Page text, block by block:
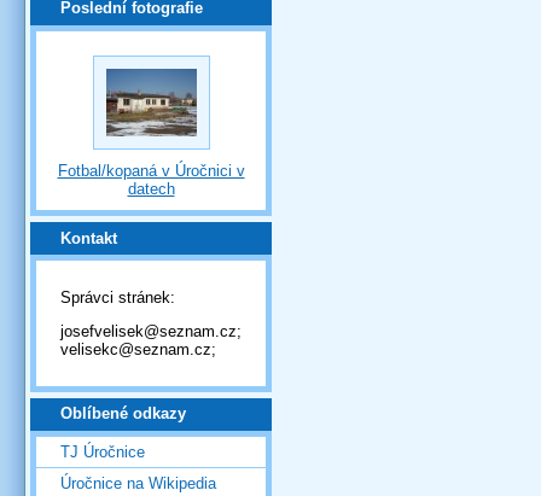
Poslední fotografie
Fotbal/kopaná v Úročnici v
datech
Kontakt
Správci stránek:
josefvelisek@seznam.cz;
velisekc@seznam.cz;
Oblíbené odkazy
TJ Úročnice
Úročnice na Wikipedia